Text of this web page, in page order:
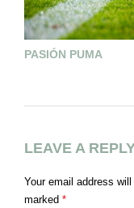
PASIÓN PUMA
LEAVE A
Your email address
marked *